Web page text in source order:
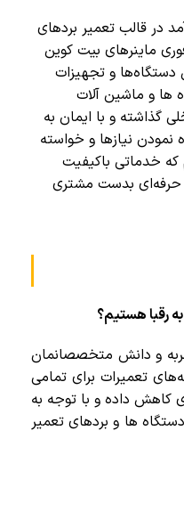
در قالب تعمیر بردهای
ماینرهای بیت کوین
دستگاه‌ها و تجهیزات
ها و ماشین آلات
گذاشته و با ایمان به
نمودن نیازها و خواسته
خدماتی باکیفیت
حرفه‌ای بدست مشتری
رقبا هستیم؟
و دانش متخصصانمان
تعمیرات برای تمامی
کاهش داده و با توجه به
ها و برد‌های تعمیر